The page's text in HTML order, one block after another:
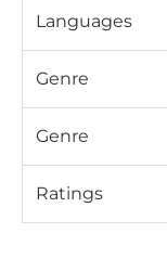
Languages
Genre
Genre
Ratings